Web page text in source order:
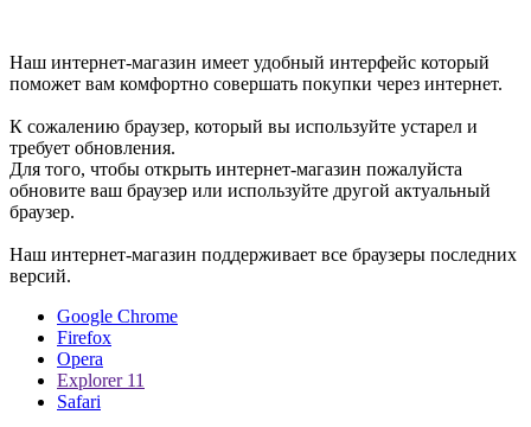
Наш интернет-магазин имеет удобный интерфейс который
поможет вам комфортно совершать покупки через интернет.
К сожалению браузер, который вы используйте устарел и
требует обновления.
Для того, чтобы открыть интернет-магазин пожалуйста
обновите ваш браузер или используйте другой актуальный
браузер.
Наш интернет-магазин поддерживает все браузеры последних
версий.
Google Chrome
Firefox
Opera
Explorer 11
Safari